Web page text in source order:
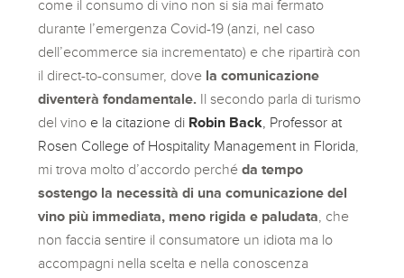
come il consumo di vino non si sia mai fermato
durante l’emergenza Covid-19 (anzi, nel caso
dell’ecommerce sia incrementato) e che ripartirà con
il direct-to-consumer, dove la comunicazione
diventerà fondamentale. Il secondo parla di turismo
del vino e la citazione di Robin Back , Professor at
Rosen College of Hospitality Management in Florida
mi trova molto d’accordo perchéda tempo
sostengo la necessità di una comunicazione del
vino più immediata, meno rigida e paludata , che
non faccia sentire il consumatore un idiota ma lo
accompagni nella scelta e nella conoscenza